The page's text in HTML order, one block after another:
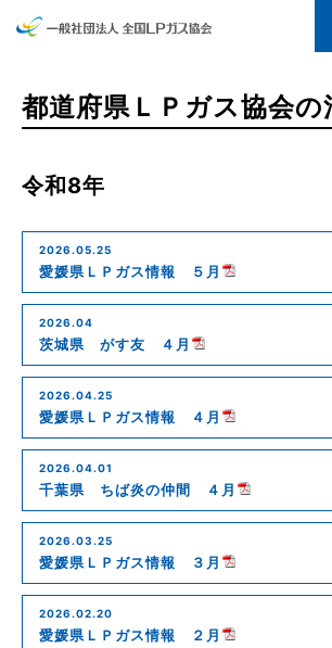
都道府県ＬＰガス協会の
令和8年
2026.05.25
愛媛県ＬＰガス情報 ５月
2026.04
茨城県 がす友 ４月
2026.04.25
愛媛県ＬＰガス情報 ４月
2026.04.01
千葉県 ちば炎の仲間 ４月
2026.03.25
愛媛県ＬＰガス情報 ３月
2026.02.20
愛媛県ＬＰガス情報 ２月